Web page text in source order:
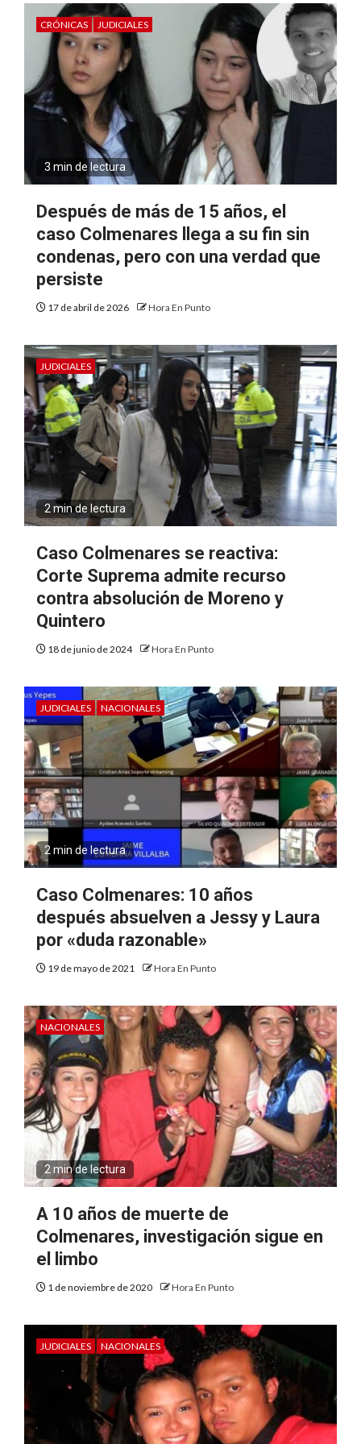
CRÓNICAS JUDICIALES
3 min de lectura
Después de más de 15 años, el
caso Colmenares llega a su fin sin
condenas, pero con una verdad que
persiste
17 de abril de 2026 Hora En Punto
JUDICIALES
2 min de lectura
Caso Colmenares se reactiva:
Corte Suprema admite recurso
contra absolución de Moreno y
Quintero
18 de junio de 2024 Hora En Punto
JUDICIALES NACIONALES
2 min de lectura
Caso Colmenares: 10 años
después absuelven a Jessy y Laura
por «duda razonable»
19 de mayo de 2021 Hora En Punto
NACIONALES
2 min de lectura
A 10 años de muerte de
Colmenares, investigación sigue en
el limbo
1 de noviembre de 2020 Hora En Punto
JUDICIALES NACIONALES